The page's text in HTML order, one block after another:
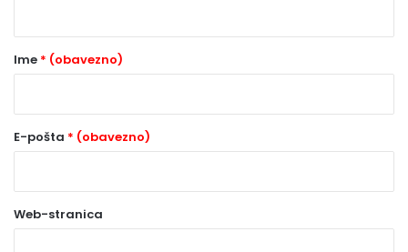
r
o
a
v
Ime * (obavezno)
E-pošta * (obavezno)
Web-stranica